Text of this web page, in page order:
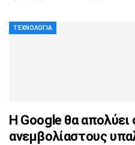
ΤΕΧΝΟΛΟΓΊΑ
Η Google θα απολύει
ανεμβολίαστους